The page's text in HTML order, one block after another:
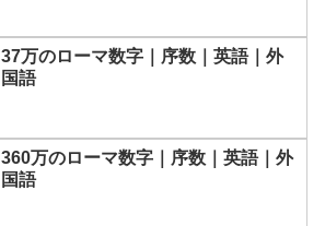
37万のローマ数字｜序数｜英語｜外
国語
360万のローマ数字｜序数｜英語｜外
国語